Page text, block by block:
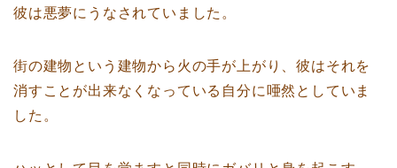
彼は悪夢にうなされていました。
街の建物という建物から火の手が上がり、彼はそれを
消すことが出来なくなっている自分に唖然としていま
した。